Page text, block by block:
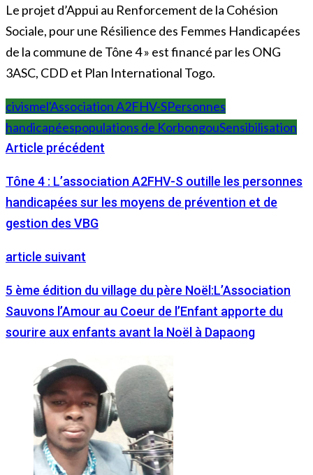
Le projet d’Appui au Renforcement de la Cohésion
Sociale, pour une Résilience des Femmes Handicapées
de la commune de Tône 4 » est financé par les ONG
3ASC, CDD et Plan International Togo.
civismel'Association A2FHV-SPersonnes
handicapéespopulations de KorbongouSensibilisation
Article précédent
Tône 4 : L’association A2FHV-S outille les personnes
handicapées sur les moyens de prévention et de
gestion des VBG
article suivant
5 ème édition du village du père Noël:L’Association
Sauvons l’Amour au Coeur de l’Enfant apporte du
sourire aux enfants avant la Noël à Dapaong